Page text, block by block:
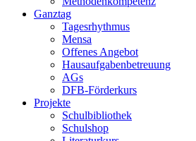
Ganztag
Tagesrhythmus
Mensa
Offenes Angebot
Hausaufgabenbetreuung
AGs
DFB-Förderkurs
Projekte
Schulbibliothek
Schulshop